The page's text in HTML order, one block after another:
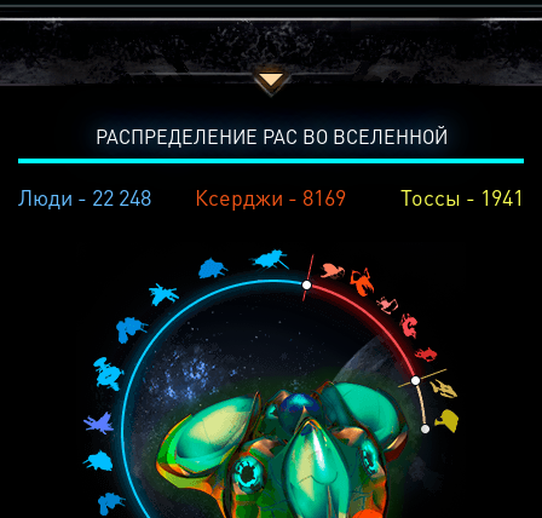
РАСПРЕДЕЛЕНИЕ РАС ВО ВСЕЛЕННОЙ
Люди - 22 248 Ксерджи - 8169 Тоссы - 1941